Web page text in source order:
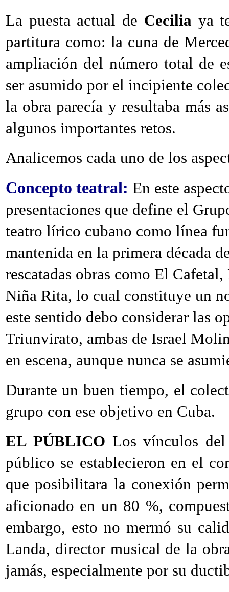
La puesta actual de Cecilia ya
partitura como: la cuna de
ampliación del número total de
ser asumido por el incipiente
la obra parecía y resultaba más
algunos importantes retos.
Analicemos cada uno de los
Concepto teatral: En este
presentaciones que define el
teatro lírico cubano como línea
mantenida en la primera década
rescatadas obras como El
Niña Rita, lo cual constituye un
este sentido debo considerar las
Triunvirato, ambas de Israel
en escena, aunque nunca se
Durante un buen tiempo, el
grupo con ese objetivo en Cuba.
EL PÚBLICO Los vínculos
público se establecieron en el
que posibilitara la conexión
aficionado en un 80 %,
embargo, esto no mermó su
Landa, director musical de la
jamás, especialmente por su